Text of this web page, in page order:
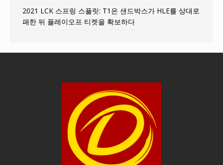
2021 LCK 스프링 스플릿: T1은 샌드박스가 HLE를 상대로
패한 뒤 플레이오프 티켓을 확보하다